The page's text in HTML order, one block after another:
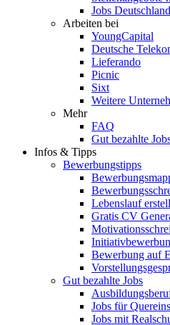
Jobs Deutschland
Arbeiten bei
YoungCapital
Deutsche
Lieferando
Picnic
Sixt
Weitere
Mehr
FAQ
Gut bezahlte
Infos & Tipps
Bewerbungstipps
Lebenslauf
Gratis CV
Bewerbung auf
Gut bezahlte Jobs
Jobs für
Jobs mit